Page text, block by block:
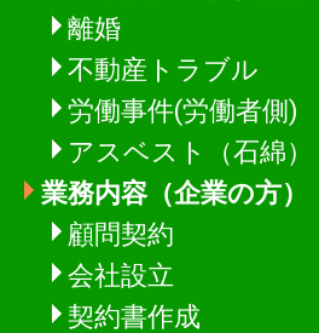
離婚
不動産トラブル
労働事件(労働者側)
アスベスト（石綿）
業務内容（企業の方）
顧問契約
会社設立
契約書作成